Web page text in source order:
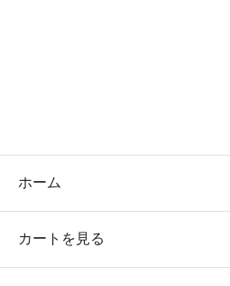
ホーム
カートを見る